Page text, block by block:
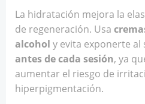
La hidratación mejora la
de regeneración. Usa
alcohol y evita exponerte al
antes de cada sesión, ya
aumentar el riesgo de
hiperpigmentación.